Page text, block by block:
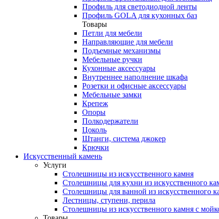
Профиль для светодиодной ленты
Профиль GOLA для кухонных баз
Товары
Петли для мебели
Направляющие для мебели
Подъемные механизмы
Мебельные ручки
Кухонные аксессуары
Внутреннее наполнение шкафа
Розетки и офисные аксессуары
Мебельные замки
Крепеж
Опоры
Полкодержатели
Цоколь
Штанги, система джокер
Крючки
Искусственный камень
Услуги
Столешницы из искусственного камня
Столешницы для кухни из искусственного
Столешницы для ванной из искусственного
Лестницы, ступени, перила
Столешницы из искусственного камня с